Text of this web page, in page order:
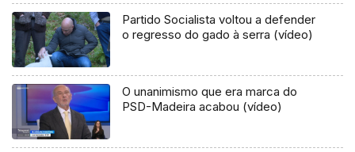
Partido Socialista voltou a defender
o regresso do gado à serra (vídeo)
O unanimismo que era marca do
PSD-Madeira acabou (vídeo)